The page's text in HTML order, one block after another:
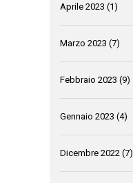
Aprile 2023 (1)
Marzo 2023 (7)
Febbraio 2023 (9)
Gennaio 2023 (4)
Dicembre 2022 (7)